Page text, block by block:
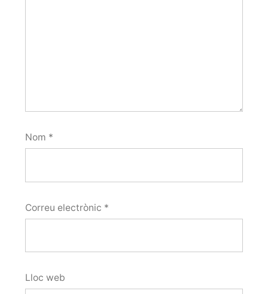
Nom *
Correu electrònic *
Lloc web